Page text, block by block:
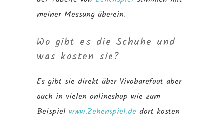
meiner Messung überein.
Wo gibt es die Schuhe und
was kosten sie?
Es gibt sie direkt über Vivobarefoot aber
auch in vielen onlineshop wie zum
Beispiel www.Zehenspiel.de dort kosten